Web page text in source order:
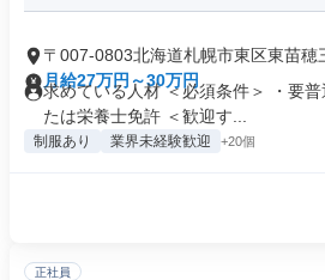
〒007-0803北海道札幌市東区東苗穂
月給27万円～30万円
求めている人材 ＜必須条件＞ ・要
たは栄養士免許 ＜歓迎す...
制服あり 業界未経験歓迎 +20個
正社員